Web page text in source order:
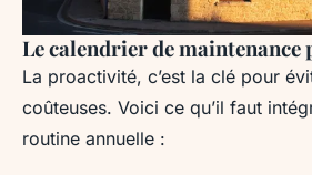
Le calendrier de maintenance
La proactivité, c’est la clé pour
coûteuses. Voici ce qu’il faut
routine annuelle :